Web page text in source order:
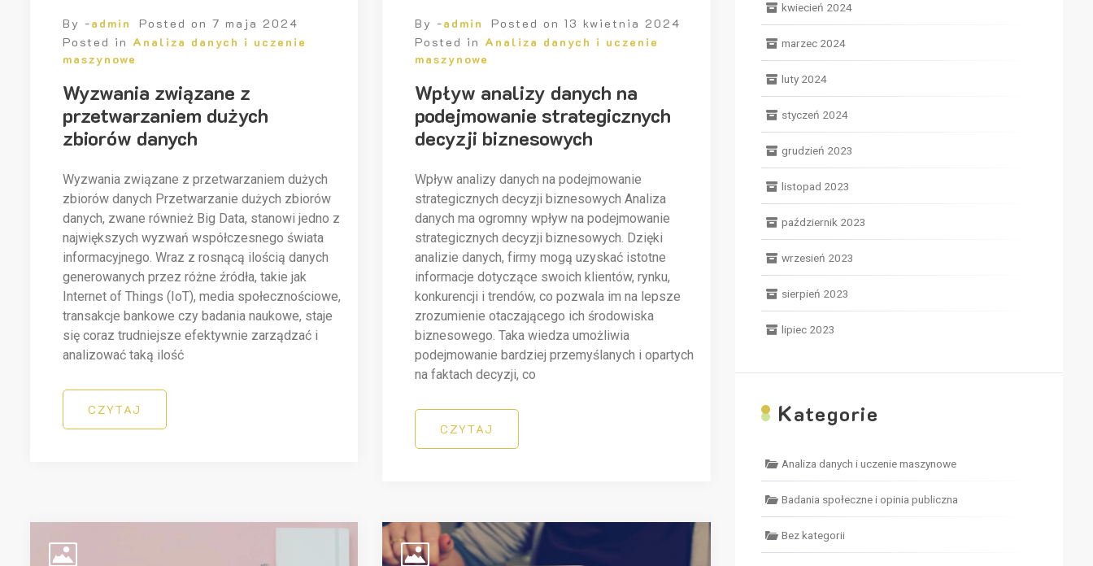
By -admin Posted on 7 maja 2024
Posted in Analiza danych i uczenie
maszynowe
Wyzwania związane z
przetwarzaniem dużych
zbiorów danych
Wyzwania związane z przetwarzaniem dużych
zbiorów danych Przetwarzanie dużych zbiorów
danych, zwane również Big Data, stanowi jedno z
największych wyzwań współczesnego świata
informacyjnego. Wraz z rosnącą ilością danych
generowanych przez różne źródła, takie jak
Internet of Things (IoT), media społecznościowe,
transakcje bankowe czy badania naukowe, staje
się coraz trudniejsze efektywnie zarządzać i
analizować taką ilość
CZYTAJ
By -admin Posted on13 kwietnia 2024
Posted in Analiza danych i uczenie
maszynowe
Wpływ analizy danych na
podejmowanie strategicznych
decyzji biznesowych
Wpływ analizy danych na podejmowanie
strategicznych decyzji biznesowych Analiza
danych ma ogromny wpływ na podejmowanie
strategicznych decyzji biznesowych. Dzięki
analizie danych, firmy mogą uzyskać istotne
informacje dotyczące swoich klientów, rynku,
konkurencji i trendów, co pozwala im na lepsze
zrozumienie otaczającego ich środowiska
biznesowego. Taka wiedza umożliwia
podejmowanie bardziej przemyślanych i opartych
na faktach decyzji, co
CZYTAJ
kwiecień 2024
marzec 2024
luty 2024
styczeń 2024
grudzień 2023
listopad 2023
październik 2023
wrzesień 2023
sierpień 2023
lipiec 2023
Kategorie
Analiza danych i uczenie maszynowe
Badania społeczne i opinia publiczna
Bez kategorii